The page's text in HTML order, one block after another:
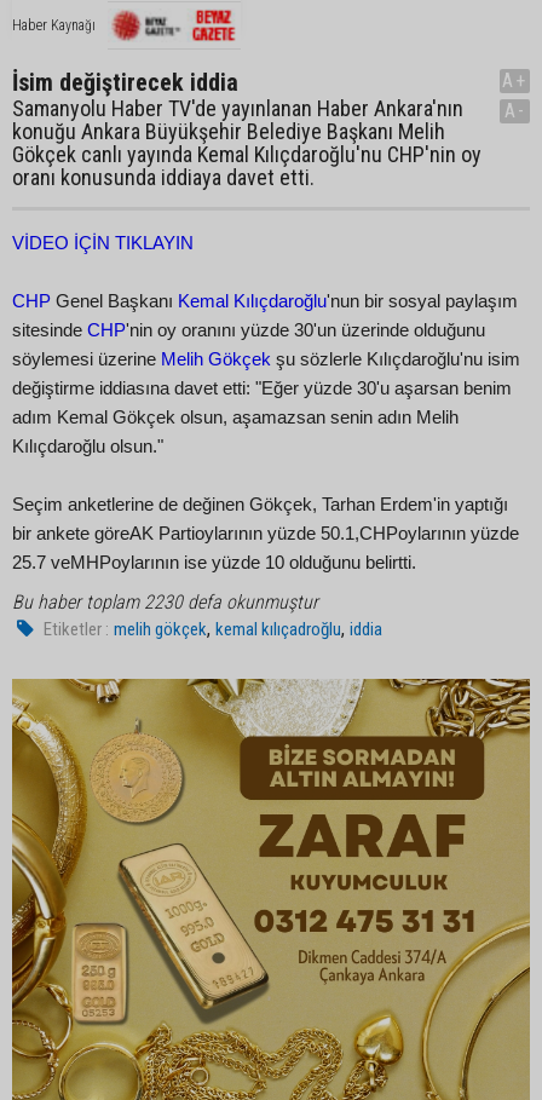
Haber Kaynağı
İsim değiştirecek iddia
Samanyolu Haber TV'de yayınlanan Haber Ankara'nın
konuğu Ankara Büyükşehir Belediye Başkanı Melih
Gökçek canlı yayında Kemal Kılıçdaroğlu'nu CHP'nin oy
oranı konusunda iddiaya davet etti.
A+
A-
VİDEO İÇİN TIKLAYIN
CHP Genel Başkanı Kemal Kılıçdaroğlu'nun bir sosyal paylaşım
sitesinde CHP'nin oy oranını yüzde 30'un üzerinde olduğunu
söylemesi üzerine Melih Gökçek şu sözlerle Kılıçdaroğlu'nu isim
değiştirme iddiasına davet etti: "Eğer yüzde 30'u aşarsan benim
adım Kemal Gökçek olsun, aşamazsan senin adın Melih
Kılıçdaroğlu olsun."
Seçim anketlerine de değinen Gökçek, Tarhan Erdem'in yaptığı
bir ankete göreAK Partioylarının yüzde 50.1,CHPoylarının yüzde
25.7 veMHPoylarının ise yüzde 10 olduğunu belirtti.
Bu haber toplam 2230 defa okunmuştur
Etiketler : melih gökçek,kemal kılıçadroğlu,iddia